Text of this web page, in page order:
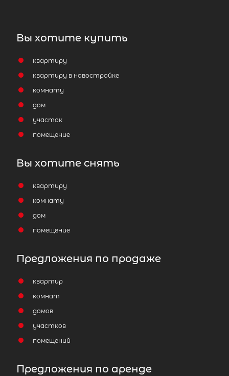
Вы хотите купить
квартиру
квартиру в новостройке
комнату
дом
участок
помещение
Вы хотите снять
квартиру
комнату
дом
помещение
Предложения по продаже
квартир
комнат
домов
участков
помещений
Предложения по аренде